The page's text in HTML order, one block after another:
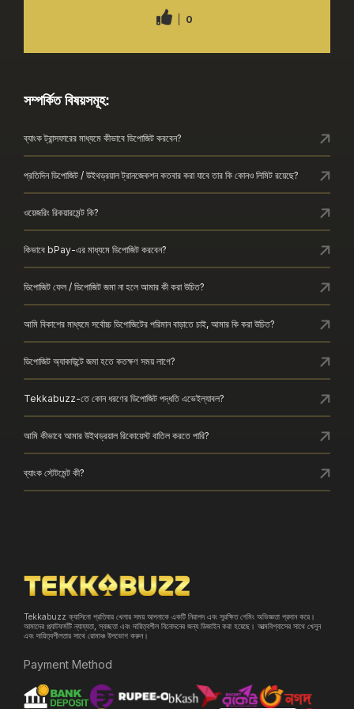
0
সম্পর্কিত বিষয়সমূহ:
ব্যাংক ট্রান্সফারের মাধ্যমে কীভাবে ডিপোজিট করবেন?
প্রতিদিন ডিপোজিট / উইথড্রয়াল ট্রানজেকশন কতবার করা যাবে তার কি কোনও লিমিট রয়েছে?
ওয়েজরিং রিকয়ারমেন্ট কি?
কিভাবে bPay-এর মাধ্যমে ডিপোজিট করবেন?
ডিপোজিট ফেল / ডিপোজিট জমা না হলে আমার কী করা উচিত?
আমি বিকাশের মাধ্যমে সর্বোচ্চ ডিপোজিটের পরিমান বাড়াতে চাই, আমার কি করা উচিত?
ডিপোজিট অ্যাকাউন্টে জমা হতে কতক্ষণ সময় লাগে?
Tekkabuzz-তে কোন ধরণের ডিপোজিট পদ্ধতি এভেইল্যাবল?
আমি কীভাবে আমার উইথড্রয়াল রিকোয়েস্ট বাতিল করতে পারি?
ব্যাংক স্টেটমেন্ট কী?
Tekkabuzz ক্যাসিনো প্রতিবার খেলার সময় আপনাকে একটি নিরাপদ এবং সুরক্ষিত গেমিং অভিজ্ঞতা প্রদান করে।
আমাদের প্ল্যাটফর্মটি ন্যায্যতা, স্বচ্ছতা এবং দায়িত্বশীল বিনোদনের জন্য ডিজাইন করা হয়েছে। আত্মবিশ্বাসের সাথে খেলুন
এবং দায়িত্বশীলতার সাথে রোমাঞ্চ উপভোগ করুন।
Payment Method